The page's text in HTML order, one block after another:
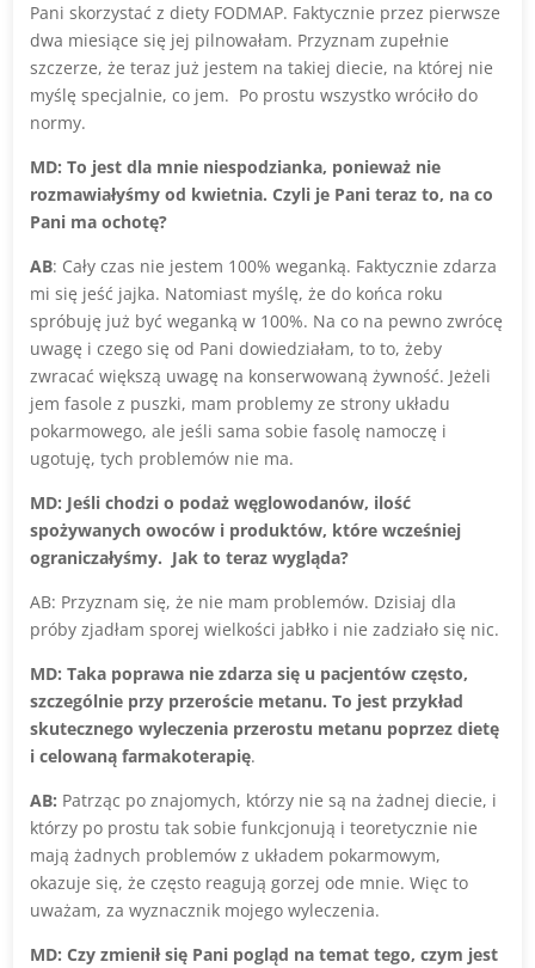
Pani skorzystać z diety FODMAP. Faktycznie przez pierwsze
dwa miesiące się jej pilnowałam. Przyznam zupełnie
szczerze, że teraz już jestem na takiej diecie, na której nie
myślę specjalnie, co jem. Po prostu wszystko wróciło do
normy.
MD: To jest dla mnie niespodzianka, ponieważ nie
rozmawiałyśmy od kwietnia. Czyli je Pani teraz to, na co
Pani ma ochotę?
AB: Cały czas nie jestem 100% weganką. Faktycznie zdarza
mi się jeść jajka. Natomiast myślę, że do końca roku
spróbuję już być weganką w 100%. Na co na pewno zwrócę
uwagę i czego się od Pani dowiedziałam, to to, żeby
zwracać większą uwagę na konserwowaną żywność. Jeżeli
jem fasole z puszki, mam problemy ze strony układu
pokarmowego, ale jeśli sama sobie fasolę namoczę i
ugotuję, tych problemów nie ma.
MD: Jeśli chodzi o podaż węglowodanów, ilość
spożywanych owoców i produktów, które wcześniej
ograniczałyśmy. Jak to teraz wygląda?
AB: Przyznam się, że nie mam problemów. Dzisiaj dla
próby zjadłam sporej wielkości jabłko i nie zadziało się nic.
MD: Taka poprawa nie zdarza się u pacjentów często,
szczególnie przy przeroście metanu. To jest przykład
skutecznego wyleczenia przerostu metanu poprzez dietę
i celowaną farmakoterapię.
AB: Patrząc po znajomych, którzy nie są na żadnej diecie, i
którzy po prostu tak sobie funkcjonują i teoretycznie nie
mają żadnych problemów z układem pokarmowym,
okazuje się, że często reagują gorzej ode mnie. Więc to
uważam, za wyznacznik mojego wyleczenia.
MD: Czy zmienił się Pani pogląd na temat tego, czym jest